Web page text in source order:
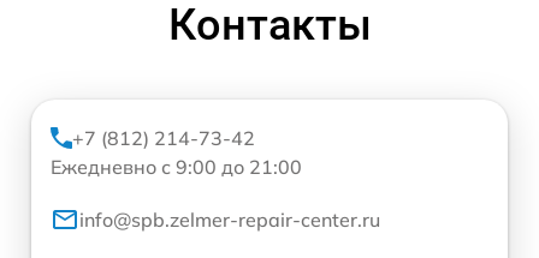
Контакты
+7 (812) 214-73-42
Ежедневно с 9:00 до 21:00
info@spb.zelmer-repair-center.ru